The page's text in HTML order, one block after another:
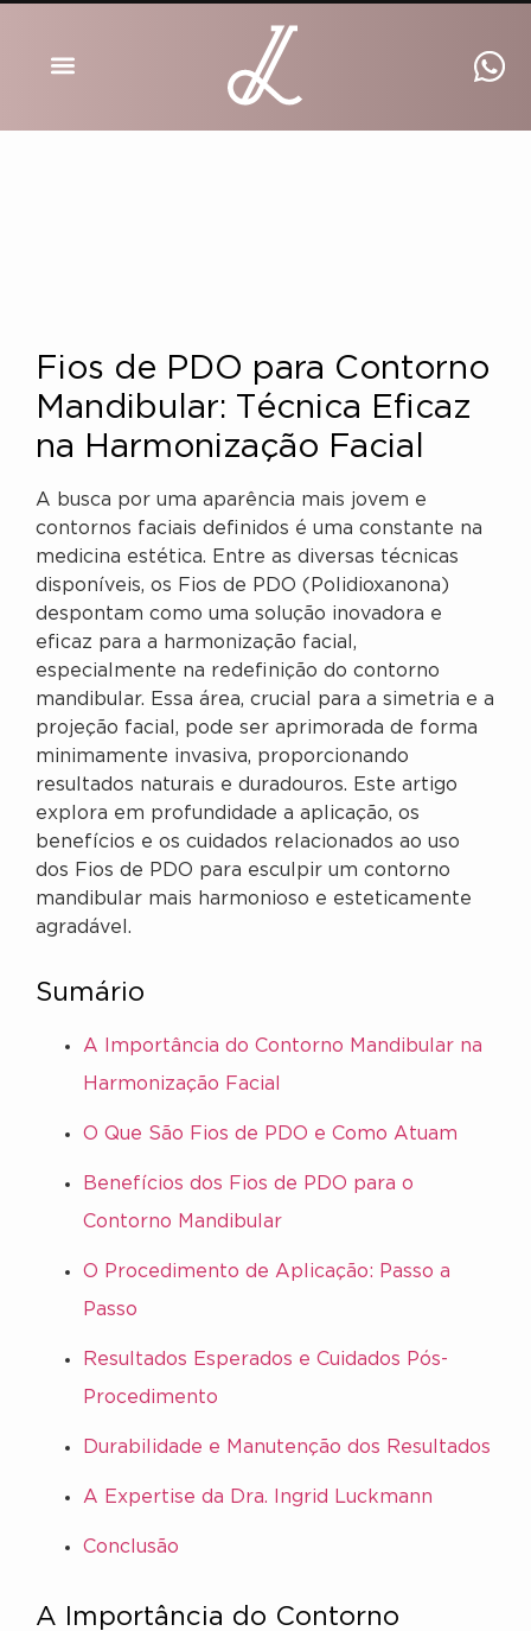
Fios de PDO para Contorno
Mandibular: Técnica Eficaz
na Harmonização Facial
A busca por uma aparência mais jovem e
contornos faciais definidos é uma constante na
medicina estética. Entre as diversas técnicas
disponíveis, os Fios de PDO (Polidioxanona)
despontam como uma solução inovadora e
eficaz para a harmonização facial,
especialmente na redefinição do contorno
mandibular. Essa área, crucial para a simetria e a
projeção facial, pode ser aprimorada de forma
minimamente invasiva, proporcionando
resultados naturais e duradouros. Este artigo
explora em profundidade a aplicação, os
benefícios e os cuidados relacionados ao uso
dos Fios de PDO para esculpir um contorno
mandibular mais harmonioso e esteticamente
agradável.
Sumário
A Importância do Contorno Mandibular na
Harmonização Facial
O Que São Fios de PDO e Como Atuam
Benefícios dos Fios de PDO para o
Contorno Mandibular
O Procedimento de Aplicação: Passo a
Passo
Resultados Esperados e Cuidados Pós-
Procedimento
Durabilidade e Manutenção dos Resultados
A Expertise da Dra. Ingrid Luckmann
Conclusão
A Importância do Contorno